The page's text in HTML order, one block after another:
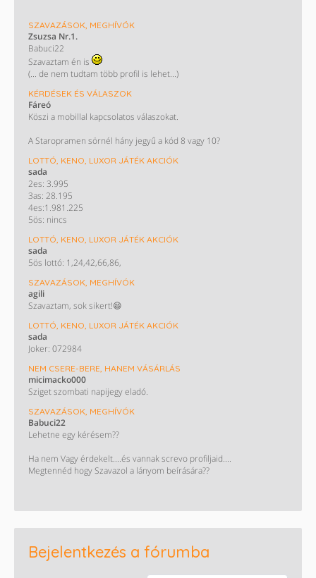
/ Most nem műkszik a screvo oldal de majd biztos helyrehozzàk/
SZAVAZÁSOK, MEGHÍVÓK
Zsuzsa Nr.1.
Babuci22
Szavaztam én is
(... de nem tudtam több profil is lehet...)
KÉRDÉSEK ÉS VÁLASZOK
Fáreó
Köszi a mobillal kapcsolatos válaszokat.
A Staropramen sörnél hány jegyű a kód 8 vagy 10?
LOTTÓ, KENO, LUXOR JÁTÉK AKCIÓK
sada
2es: 3.995
3as: 28.195
4es:1.981.225
5ös: nincs
LOTTÓ, KENO, LUXOR JÁTÉK AKCIÓK
sada
5ös lottó: 1,24,42,66,86,
SZAVAZÁSOK, MEGHÍVÓK
agili
Szavaztam, sok sikert!😄
LOTTÓ, KENO, LUXOR JÁTÉK AKCIÓK
sada
Joker: 072984
NEM CSERE-BERE, HANEM VÁSÁRLÁS
micimacko000
Sziget szombati napijegy eladó.
SZAVAZÁSOK, MEGHÍVÓK
Babuci22
Lehetne egy kérésem??
Ha nem Vagy érdekelt....és vannak screvo profiljaid....
Megtennéd hogy Szavazol a lányom beírására??
Bejelentkezés a fórumba